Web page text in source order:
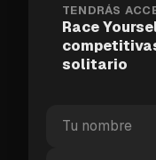
mismo le da a la
Conoces la ruta.
Eso puede ser
TENDRÁS
Race
solitario